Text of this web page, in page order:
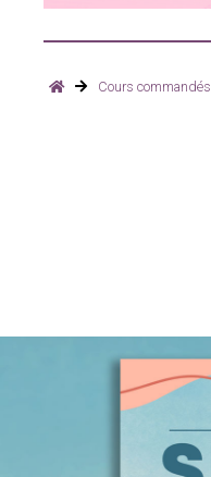
Cours commandés